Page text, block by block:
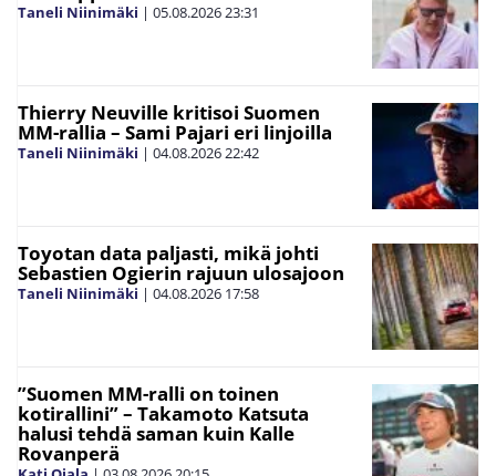
Taneli Niinimäki | 05.08.202623:31
Thierry Neuville kritisoi Suomen
MM-rallia – Sami Pajari eri linjoilla
Taneli Niinimäki | 04.08.202622:42
Toyotan data paljasti, mikä johti
Sebastien Ogierin rajuun ulosajoon
Taneli Niinimäki | 04.08.2026 17:58
”Suomen MM-ralli on toinen
kotirallini” – Takamoto Katsuta
halusi tehdä saman kuin Kalle
Rovanperä